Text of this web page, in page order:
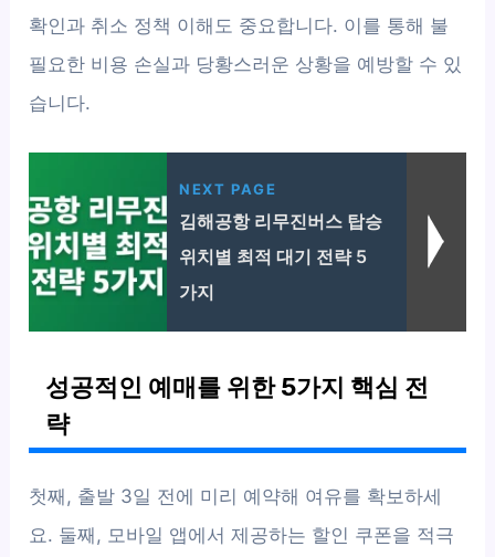
확인과 취소 정책 이해도 중요합니다. 이를 통해 불
필요한 비용 손실과 당황스러운 상황을 예방할 수 있
습니다.
NEXT PAGE
김해공항 리무진버스 탑승
위치별 최적 대기 전략 5
가지
성공적인 예매를 위한 5가지 핵심 전
략
첫째, 출발 3일 전에 미리 예약해 여유를 확보하세
요. 둘째, 모바일 앱에서 제공하는 할인 쿠폰을 적극